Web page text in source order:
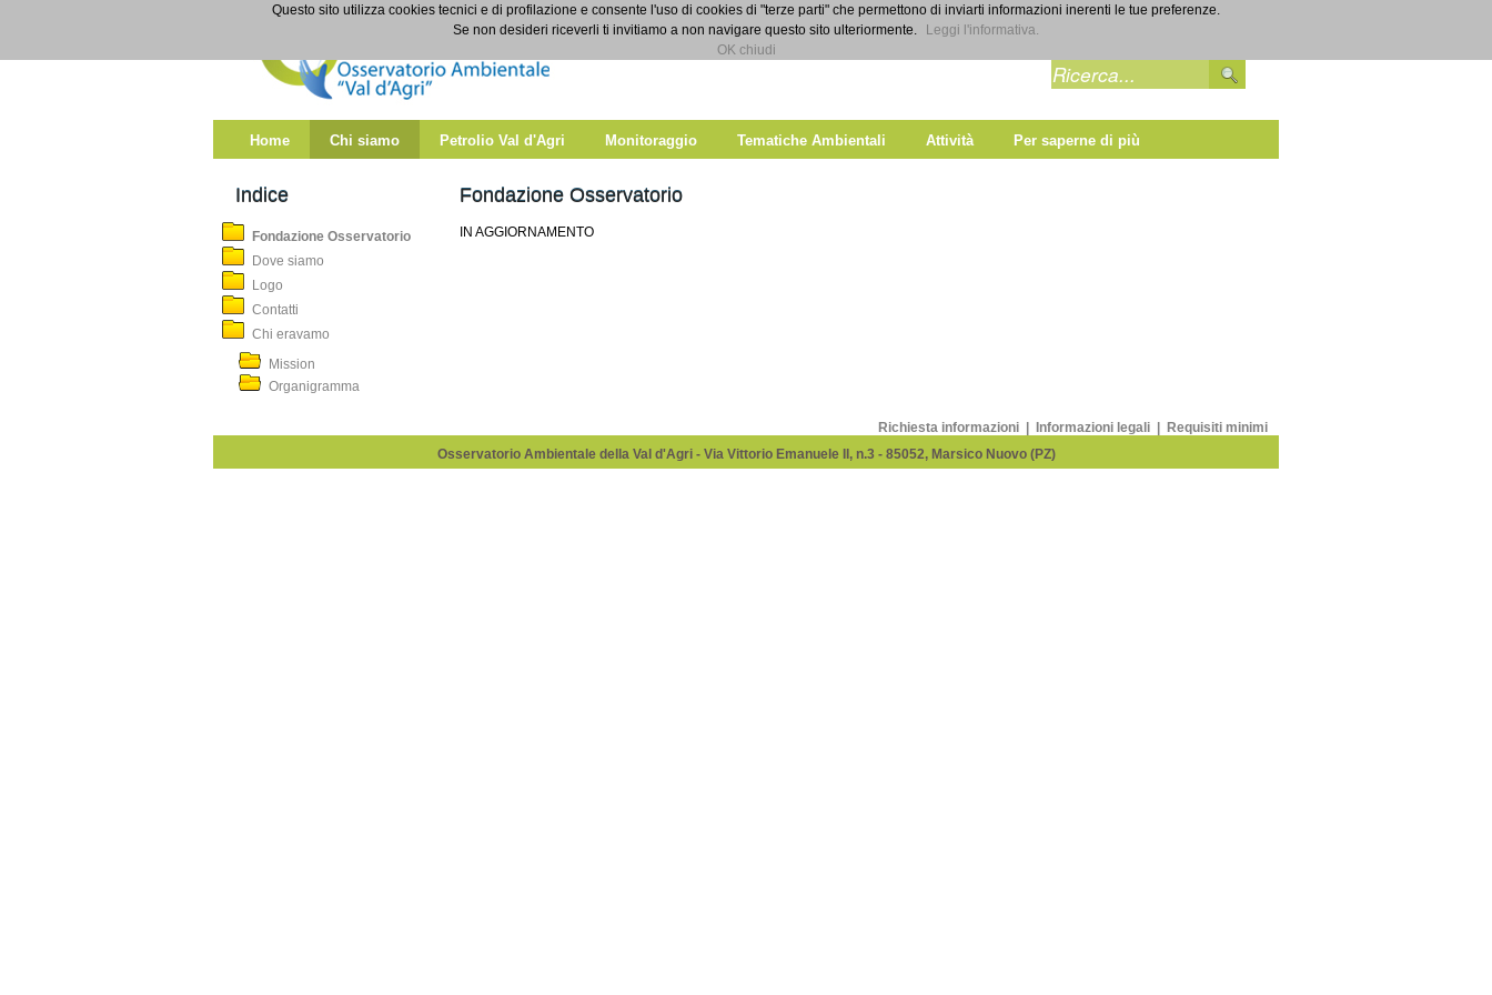
Fondazione Osservatorio
Home Chi siamo Petrolio Val d'Agri Monitoraggio Tematiche Ambientali Attività Per saperne di più
Indice
Fondazione Osservatorio
Dove siamo
Logo
Contatti
Chi eravamo
Mission
Organigramma
Fondazione Osservatorio
IN AGGIORNAMENTO
Richiesta informazioni Informazioni legali
Requisiti minimi
Osservatorio Ambientale della Val d'Agri - Via Vittorio Emanuele II, n.3 - 85052, Marsico Nuovo (PZ)
Questo sito utilizza cookies tecnici e di profilazione e consente l'uso di cookies di "terze parti" che permettono di inviarti informazioni inerenti le tue preferenze.
Se non desideri riceverli ti invitiamo a non navigare questo sito ulteriormente.
Leggi l'informativa.
OK chiudi